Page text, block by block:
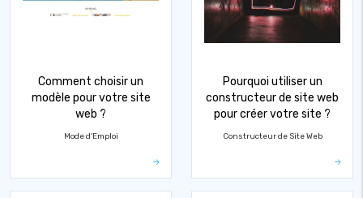
Comment choisir un
modèle pour votre site
web ?
Mode d'Emploi
Pourquoi utiliser un
constructeur de site web
pour créer votre site ?
Constructeur de Site Web